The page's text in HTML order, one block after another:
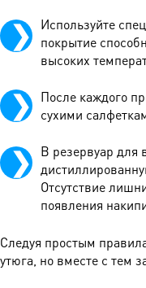
Используйте
покрытие
высоких
После каждого
сухими
В резервуар для
Отсутствие
появления
Следуя простым
утюга, но вместе с тем